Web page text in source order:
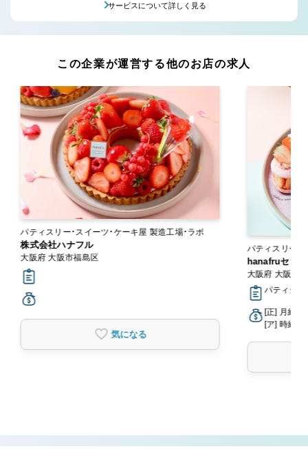
サービスについて詳しく見る
この企業が運営する他のお店の求人
パティスリー・スイーツ・ケーキ屋 製造工場・ラボ
株式会社ハナフル
大阪府 大阪市福島区
気になる
hanafruセン
大阪府 大阪市
パティシエ
[正] 月給
[ア] 時給